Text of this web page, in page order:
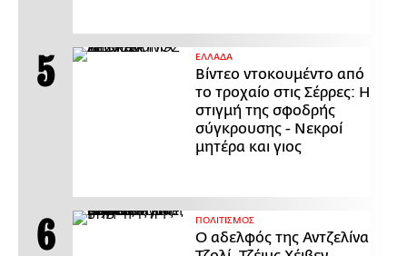
ΕΛΛΑΔΑ
Βίντεο ντοκουμέντο από
το τροχαίο στις Σέρρες: Η
στιγμή της σφοδρής
σύγκρουσης - Νεκροί
μητέρα και γιος
ΠΟΛΙΤΙΣΜΟΣ
Ο αδελφός της Αντζελίνα